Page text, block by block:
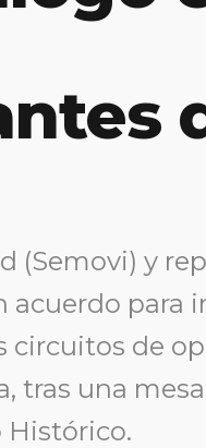
(Semovi) y
acuerdo para
circuitos de
tras una
Histórico.